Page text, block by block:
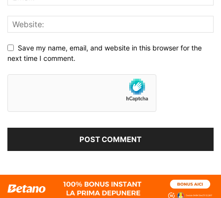
Save my name, email, and website in this browser for the
next time I comment.